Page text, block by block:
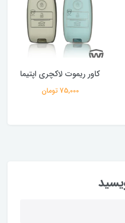
کاور ریموت لاکچری اپتیما
75,000 تومان